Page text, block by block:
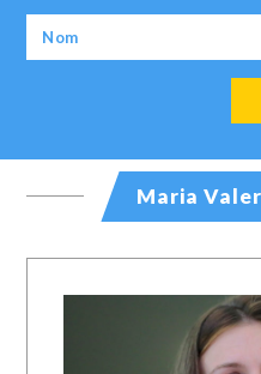
Maria